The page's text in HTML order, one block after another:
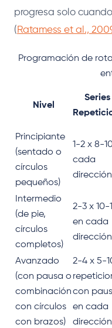
progresa solo
( Ratamess et al.,
Programación de
Nivel
Series
Principiante
(sentado o
círculos
pequeños)
1-2 x 8-
cada
dirección
Intermedio
(de pie,
círculos
completos)
2-3 x 10-
en cada
dirección
Avanzado
(con pausa o
combinación
con círculos
con brazos)
2-4 x 5-
con
en cada
dirección